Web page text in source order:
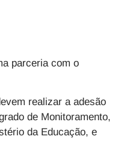
parceria com o
realizar a adesão
de Monitoramento,
da Educação, e